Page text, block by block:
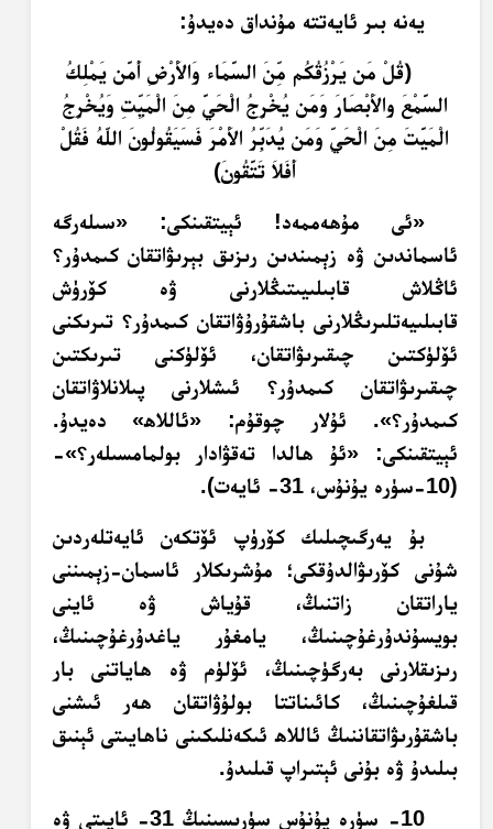
يەنە بىر ئايەتتە مۇنداق دەيدۇ:
﴿قُلْ مَن يَرْزُقُكُم مِّنَ السَّمَاء وَالأَرْضِ أَمَّن يَمْلِكُ
السَّمْعَ والأَبْصَارَ وَمَن يُخْرِجُ الْحَيَّ مِنَ الْمَيِّتِ وَيُخْرِجُ
الْمَيَّتَ مِنَ الْحَيِّ وَمَن يُدَبِّرُ الأَمْرَ فَسَيَقُولُونَ اللّهُ فَقُلْ
أَفَلاَ تَتَّقُونَ﴾
«ئى مۇھەممەد! ئېيتقىنكى: «سىلەرگە
ئاسماندىن ۋە زېمىندىن رىزىق بېرىۋاتقان كىمدۇر؟
ئاڭلاش قابىلىيىتىڭلارنى ۋە كۆرۈش
قابىلىيەتلىرىڭلارنى باشقۇرۇۋاتقان كىمدۇر؟ تىرىكنى
ئۆلۈكتىن چىقىرىۋاتقان، ئۆلۈكنى تىرىكتىن
چىقىرىۋاتقان كىمدۇر؟ ئىشلارنى پىلانلاۋاتقان
كىمدۇر؟». ئۇلار چوقۇم: «ئاللاھ» دەيدۇ.
ئېيتقىنكى: «ئۇ ھالدا تەقۋادار بولمامسىلەر؟»-
(10-سۈرە يۇنۇس، 31- ئايەت).
بۇ يەرگىچىلىك كۆرۈپ ئۆتكەن ئايەتلەردىن
شۇنى كۆرىۋالدۇقكى؛ مۇشرىكلار ئاسمان-زېمىننى
ياراتقان زاتنىڭ، قۇياش ۋە ئاينى
بويسۇندۇرغۇچىنىڭ، يامغۇر ياغدۇرغۇچىنىڭ،
رىزىقلارنى بەرگۈچىنىڭ، ئۆلۈم ۋە ھاياتنى بار
قىلغۇچىنىڭ، كائىناتتا بولۇۋاتقان ھەر ئىشنى
باشقۇرىۋاتقاننىڭ ئاللاھ ئىكەنلىكىنى ناھايىتى ئېنىق
بىلىدۇ ۋە بۇنى ئېتىراپ قىلىدۇ.
10- سۈرە يۇنۇس سۈرىسىنىڭ 31- ئايىتى ۋە